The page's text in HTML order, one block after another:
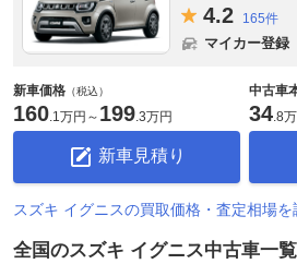
4.2 165件
マイカー登録
新車価格 （税込）
160 1万円 ～ 199 3万円
新車見積り
中古車
34 8
スズキ イグニスの買取価格・査定相場を
全国のスズキ イグニス中古車一覧